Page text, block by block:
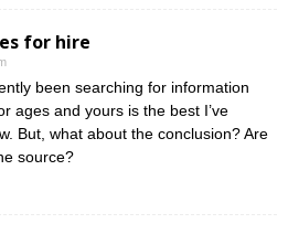
for hire
been searching for information
ages and yours is the best I’ve
But, what about the conclusion? Are
source?